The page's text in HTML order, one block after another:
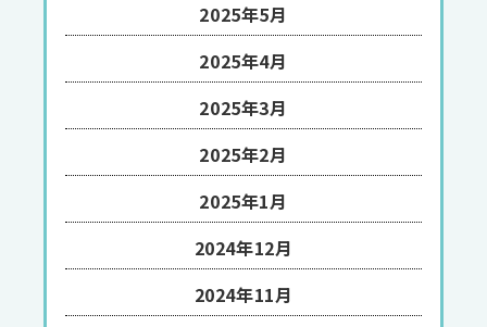
2025年5月
2025年4月
2025年3月
2025年2月
2025年1月
2024年12月
2024年11月